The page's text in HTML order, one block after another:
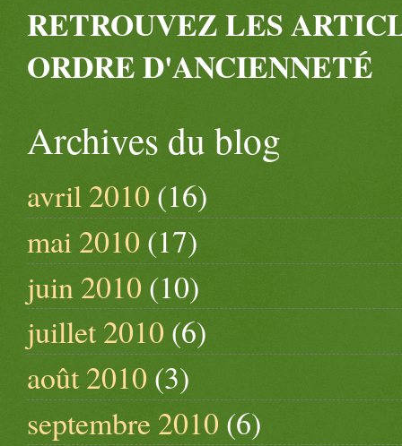
RETROUVEZ LES
ORDRE D'ANCIENNETÉ
Archives du blog
avril 2010 (16)
mai 2010 (17)
juin 2010 (10)
juillet 2010 (6)
août 2010 (3)
septembre 2010 (6)